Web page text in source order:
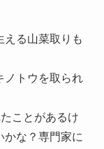
える山菜取りも
ノトウを取られ
ことがあるけ
かな？専門家に